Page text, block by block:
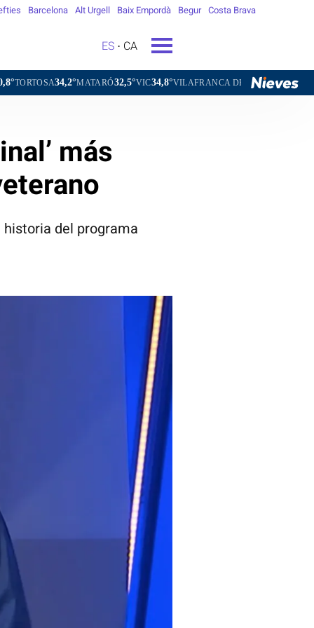
Barcelona Alt Urgell Baix Empordà Begur Costa Brava
ES CA
MATARÓ32,5°VIC34,8°VILAFRANCA DEL PENEDÈS32,2° VILANOVA I LA
más
historia del programa